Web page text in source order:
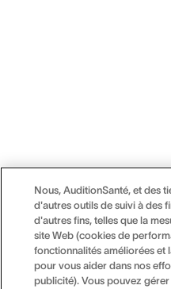
Nous, AuditionSanté, et des
d'autres outils de suivi à des
d'autres fins, telles que la
site Web (cookies de
fonctionnalités améliorées et
pour vous aider dans nos
publicité). Vous pouvez